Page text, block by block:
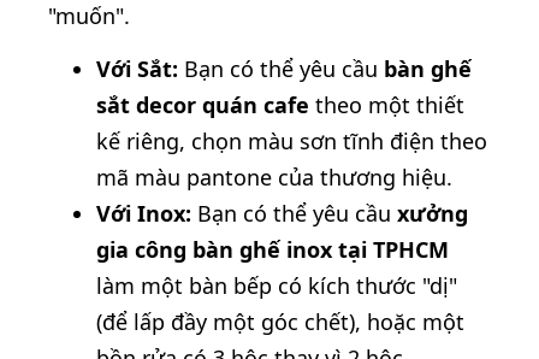
"muốn".
Với Sắt: Bạn có thể yêu cầu bàn ghế
sắt decor quán cafe theo một thiết
kế riêng, chọn màu sơn tĩnh điện theo
mã màu pantone của thương hiệu.
Với Inox: Bạn có thể yêu cầu xưởng
gia công bàn ghế inox tại TPHCM
làm một bàn bếp có kích thước "dị"
(để lấp đầy một góc chết), hoặc một